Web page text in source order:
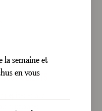
5
CLIENTS
la semaine et
en vous